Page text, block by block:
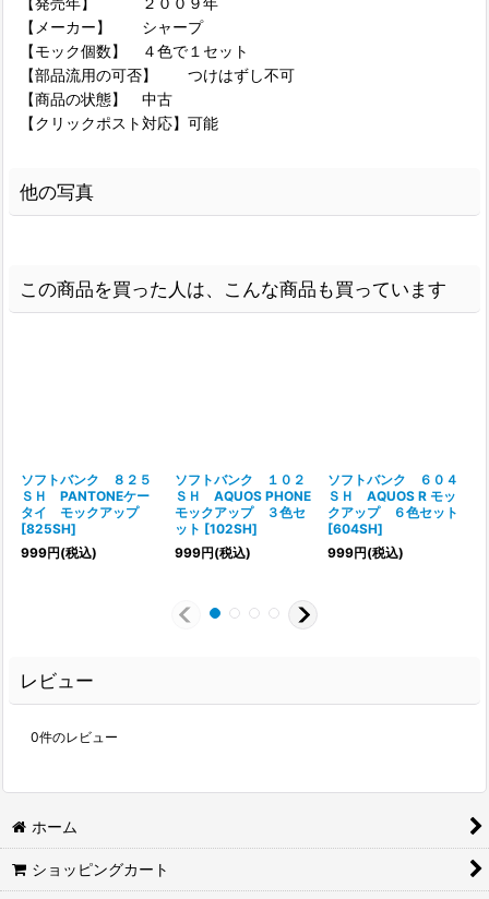
【メーカー】 シャープ
【モック個数】 ４色で１セット
【部品流用の可否】 つけはずし不可
【商品の状態】 中古
【クリックポスト対応】可能
他の写真
この商品を買った人は、こんな商品も買っています
ソフトバンク ８２５
ＳＨ PANTONEケー
タイ モックアップ
[825SH]
999円(税込)
ソフトバンク １０２
ＳＨ AQUOS PHONE
モックアップ ３色セ
ット [102SH]
999円(税込)
ソフトバンク ６０４
ＳＨ AQUOS R モッ
クアップ ６色セット
[604SH]
999円(税込)
レビュー
0件のレビュー
ホーム
ショッピングカート